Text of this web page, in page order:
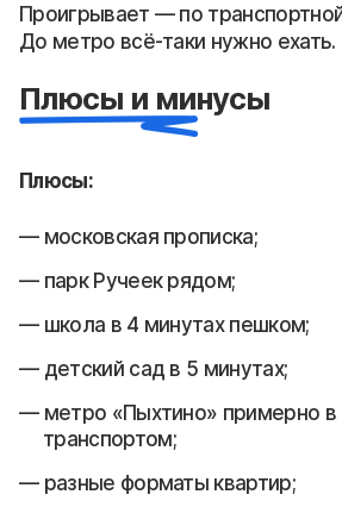
Проигрывает — по
До метро всё-таки нужно ехать.
Плюсы и минусы
Плюсы:
московская прописка;
парк Ручеек рядом;
школа в 4 минутах пешком;
детский сад в 5 минутах;
метро «Пыхтино» примерно в
транспортом;
разные форматы квартир;